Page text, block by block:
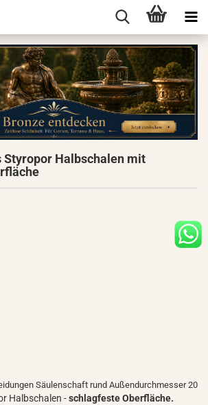
Styropor Halbschalen mit
Säulenschaft rund Außendurchmesser 20
Halbschalen -schlagfesteOberfläche.